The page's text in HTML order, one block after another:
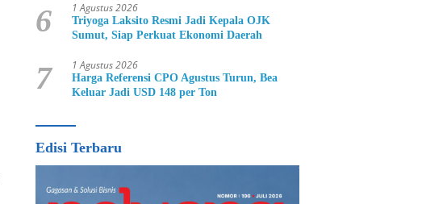
6 1 Agustus 2026
Triyoga Laksito Resmi Jadi Kepala OJK
Sumut, Siap Perkuat Ekonomi Daerah
7 1 Agustus 2026
Harga Referensi CPO Agustus Turun, Bea
Keluar Jadi USD 148 per Ton
Edisi Terbaru